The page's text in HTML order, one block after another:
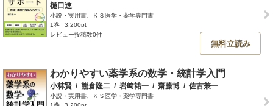
樋口進
小説・実用書、ＫＳ医学・薬学専門書
1巻
3,200pt
レビュー投稿数0件
無料立読み
わかりやすい薬学系の数学・統計学入門
小林賢 / 熊倉隆二 / 岩﨑祐一 / 齋藤博 / 佐古兼一
小説・実用書、ＫＳ医学・薬学専門書